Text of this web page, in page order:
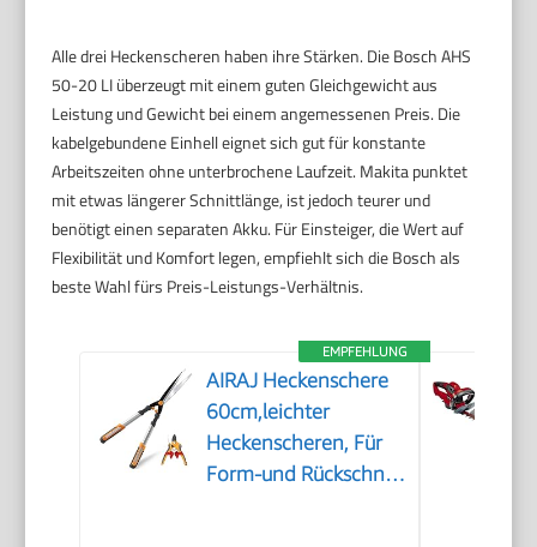
Alle drei Heckenscheren haben ihre Stärken. Die Bosch AHS
50-20 LI überzeugt mit einem guten Gleichgewicht aus
Leistung und Gewicht bei einem angemessenen Preis. Die
kabelgebundene Einhell eignet sich gut für konstante
Arbeitszeiten ohne unterbrochene Laufzeit. Makita punktet
mit etwas längerer Schnittlänge, ist jedoch teurer und
benötigt einen separaten Akku. Für Einsteiger, die Wert auf
Flexibilität und Komfort legen, empfiehlt sich die Bosch als
beste Wahl fürs Preis-Leistungs-Verhältnis.
EMPFEHLUNG
AIRAJ Heckenschere
60cm,leichter
Heckenscheren, Für
Form-und Rückschnitt